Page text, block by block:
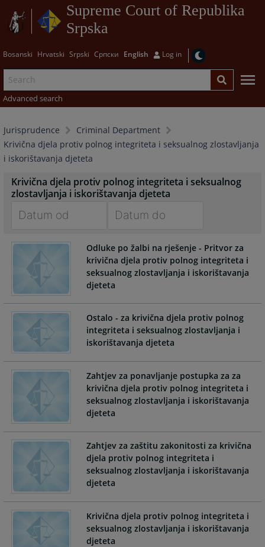
Supreme Court of Republika
Srpska
Bosanski Hrvatski Srpski Српски English Log in
Advanced search
Jurisprudence
Criminal Department
Krivična djela protiv polnog integriteta i seksualnog zlostavljanja
i iskorištavanja djeteta
Krivična djela protiv polnog integriteta i seksualnog
zlostavljanja i iskorištavanja djeteta
forward
interact
the
calendar
select
a
date.
question
mark
key
to
keyboard
shortcuts
for
changing
dates.
forward
to
interact
with
the
calendar
and
select
date.
Press
the
question
mark
key
to
get
the
keyboard
changing
dates.
Odluke po žalbi na rješenje - Pritvor za
krivična djela protiv polnog integriteta i
seksualnog zlostavljanja i iskorištavanja
djeteta
Ostalo - za krivična djela protiv polnog
integriteta i seksualnog zlostavljanja i
iskorištavanja djeteta
Zahtjev za ponavljanje postupka za za
krivična djela protiv polnog integriteta i
seksualnog zlostavljanja i iskorištavanja
djeteta
Zahtjev za zaštitu zakonitosti za krivična
djela protiv polnog integriteta i
seksualnog zlostavljanja i iskorištavanja
djeteta
Krivična djela protiv polnog integriteta i
seksualnog zlostavljanja i iskorištavanja
djeteta